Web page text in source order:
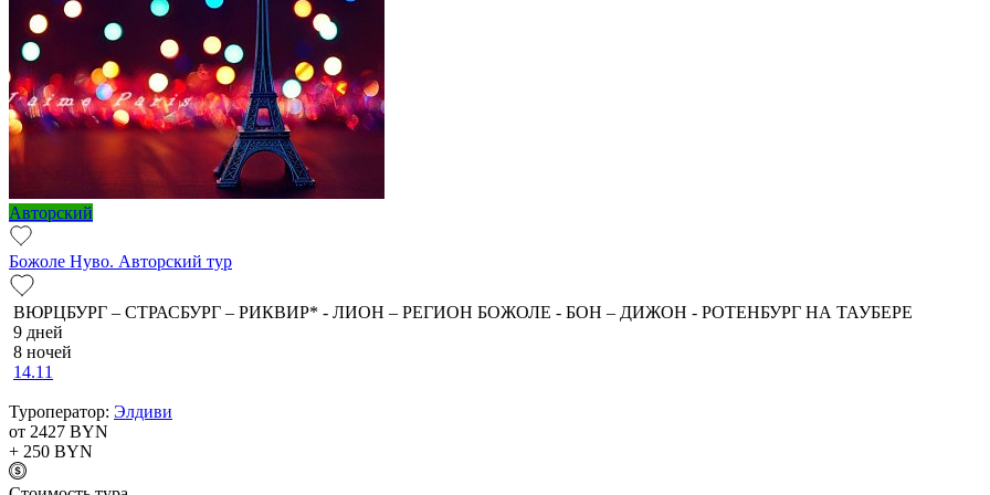
Авторский
Божоле Нуво. Авторский тур
ВЮРЦБУРГ – СТРАСБУРГ – РИКВИР* - ЛИОН – РЕГИОН БОЖОЛЕ - БОН – ДИЖОН - РОТЕНБУРГ НА ТАУБЕРЕ
9 дней
8 ночей
14.11
Туроператор: Элдиви
от 2427 BYN
+ 250 BYN